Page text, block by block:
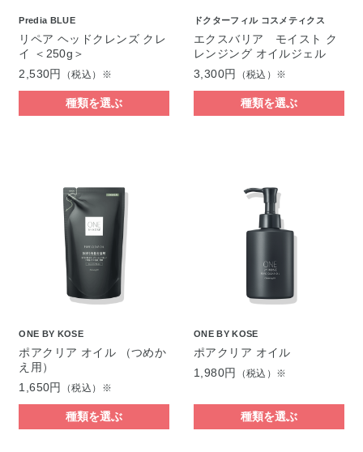
Predia BLUE
リペア ヘッドクレンズ クレ
イ ＜250g＞
2,530円
（税込）※
種類を選ぶ
ドクターフィル コスメティクス
エクスバリア モイスト ク
レンジング オイルジェル
3,300円
（税込）※
種類を選ぶ
ONE BY KOSE
ポアクリア オイル （つめか
え用）
1,650円
（税込）※
種類を選ぶ
ONE BY KOSE
ポアクリア オイル
1,980円
（税込）※
種類を選ぶ